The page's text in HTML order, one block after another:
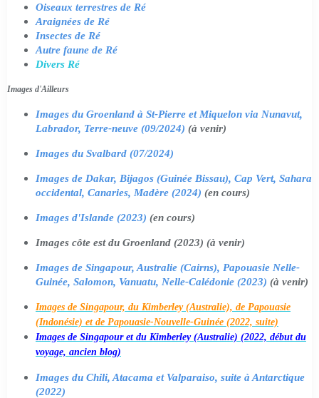
Oiseaux terrestres de Ré
Araignées de Ré
Insectes de Ré
Autre faune de Ré
Divers Ré
Images d'Ailleurs
Images du Groenland à St-Pierre et Miquelon via Nunavut,
Labrador, Terre-neuve (09/2024) (à venir)
Images du Svalbard (07/2024)
Images de Dakar, Bijagos (Guinée Bissau), Cap Vert, Sahara
occidental, Canaries, Madère (2024) (en cours)
Images d'Islande (2023) (en cours)
Images côte est du Groenland (2023) (à venir)
Images de Singapour, Australie (Cairns), Papouasie Nelle-
Guinée, Salomon, Vanuatu, Nelle-Calédonie (2023) (à venir)
Images de Singapour, du Kimberley (Australie), de Papouasie
(Indonésie) et de Papouasie-Nouvelle-Guinée (2022, suite)
Images de Singapour et du Kimberley (Australie) (2022, début du
voyage, ancien blog)
Images du Chili, Atacama et Valparaiso, suite à Antarctique
(2022)